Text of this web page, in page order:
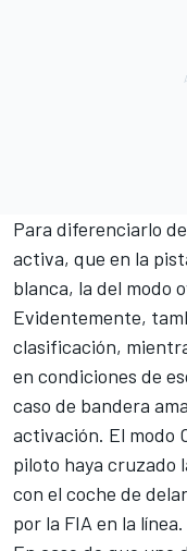
Para diferenciarlo
activa, que en la
blanca, la del modo
Evidentemente,
clasificación,
en condiciones de
caso de bandera
activación. El modo
piloto haya cruzado
con el coche de
por la FIA en la línea.